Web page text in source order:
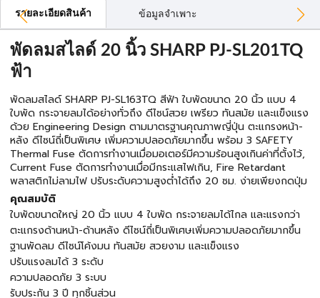
รายละเอียดสินค้า ข้อมูลจำเพาะ
พัดลมสไลด์ 20 นิ้ว SHARP PJ-SL201TQ
ฟ้า
พัดลมสไลด์ SHARP PJ-SL163TQ สีฟ้า ใบพัดขนาด 20 นิ้ว แบบ 4
ใบพัด กระจายลมได้อย่างทั่วถึง ดีไซน์สวย เพรียว ทันสมัย และแข็งแรง
ด้วย Engineering Design ตามมาตรฐานคุณภาพญี่ปุ่น ตะแกรงหน้า-
หลัง ดีไซน์ถี่เป็นพิเศษ เพิ่มความปลอดภัยมากขึ้น พร้อม 3 SAFETY
Thermal Fuse ตัดการทำงานเมื่อมอเตอร์มีความร้อนสูงเกินค่าที่ตั้งไว้,
Current Fuse ตัดการทำงานเมื่อมีกระแสไฟเกิน, Fire Retardant
พลาสติกไม่ลามไฟ ปรับระดับความสูงต่ำได้ถึง 20 ซม. ง่ายเพียงกดปุ่ม
คุณสมบัติ
ใบพัดขนาดใหญ่ 20 นิ้ว แบบ 4 ใบพัด กระจายลมได้ไกล และแรงกว่า
ตะแกรงด้านหน้า-ด้านหลัง ดีไซน์ถี่เป็นพิเศษเพิ่มความปลอดภัยมากขึ้น
ฐานพัดลม ดีไซน์โค้งมน ทันสมัย สวยงาม และแข็งแรง
ปรับแรงลมได้ 3 ระดับ
ความปลอดภัย 3 ระบบ
รับประกัน 3 ปี ทุกชิ้นส่วน